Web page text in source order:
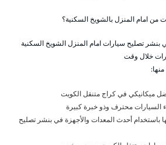
امام المنزل بالشويخ السكنية؟
بنشر تصليح سيارات امام المنزل الشويخ السكنية
خلال وقت
ميكانيكي في كراج متنقل الكويت
السيارات محترف وذو خبرة كبيرة
باستخدام أحدث المعدات والأجهزة في بنشر تصليح